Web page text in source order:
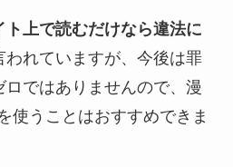
上で読むだけなら違法に
われていますが、今後は罪
ではありませんので、漫
使うことはおすすめできま